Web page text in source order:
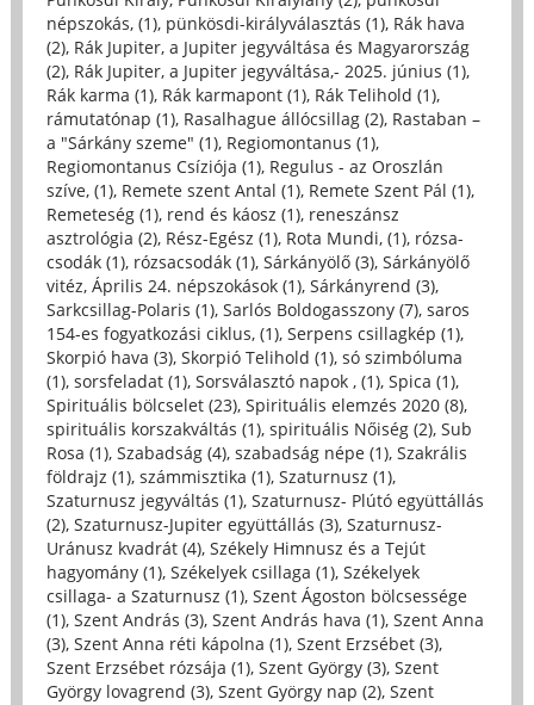
népszokás, (1), pünkösdi-királyválasztás (1), Rák hava
(2), Rák Jupiter, a Jupiter jegyváltása és Magyarország
(2), Rák Jupiter, a Jupiter jegyváltása,- 2025. június (1),
Rák karma (1), Rák karmapont (1), Rák Telihold (1),
rámutatónap (1), Rasalhague állócsillag (2), Rastaban –
a "Sárkány szeme" (1), Regiomontanus (1),
Regiomontanus Csíziója (1), Regulus - az Oroszlán
szíve, (1), Remete szent Antal (1), Remete Szent Pál (1),
Remeteség (1), rend és káosz (1), reneszánsz
asztrológia (2), Rész-Egész (1), Rota Mundi, (1), rózsa-
csodák (1), rózsacsodák (1), Sárkányölő (3), Sárkányölő
vitéz, Április 24. népszokások (1), Sárkányrend (3),
Sarkcsillag-Polaris (1), Sarlós Boldogasszony (7), saros
154-es fogyatkozási ciklus, (1), Serpens csillagkép (1),
Skorpió hava (3), Skorpió Telihold (1), só szimbóluma
(1), sorsfeladat (1), Sorsválasztó napok , (1), Spica (1),
Spirituális bölcselet (23), Spirituális elemzés 2020 (8),
spirituális korszakváltás (1), spirituális Nőiség (2), Sub
Rosa (1), Szabadság (4), szabadság népe (1), Szakrális
földrajz (1), számmisztika (1), Szaturnusz (1),
Szaturnusz jegyváltás (1), Szaturnusz- Plútó együttállás
(2), Szaturnusz-Jupiter együttállás (3), Szaturnusz-
Uránusz kvadrát (4), Székely Himnusz és a Tejút
hagyomány (1), Székelyek csillaga (1), Székelyek
csillaga- a Szaturnusz (1), Szent Ágoston bölcsessége
(1), Szent András (3), Szent András hava (1), Szent Anna
(3), Szent Anna réti kápolna (1), Szent Erzsébet (3),
Szent Erzsébet rózsája (1), Szent György (3), Szent
György lovagrend (3), Szent György nap (2), Szent